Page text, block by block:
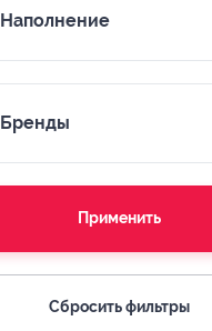
Наполнение
Бренды
Применить
Сбросить фильтры